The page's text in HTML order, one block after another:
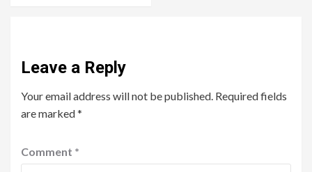
Leave a Reply
Your email address will not be published. Required fields
are marked*
Comment *